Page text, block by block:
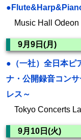
Music Hall Odeon
9月9日(月)
●（一社）全日本ピ
ナ・公開録音コン
レス～
Tokyo Concerts
9月10日(火)